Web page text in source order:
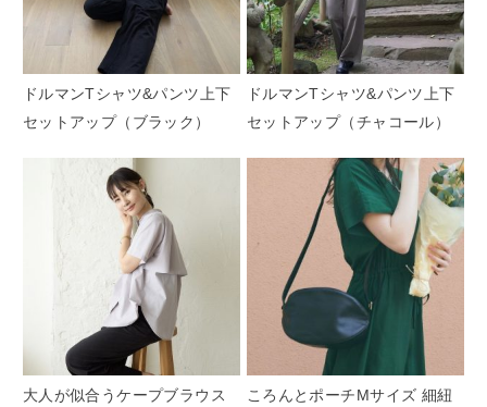
ドルマンTシャツ&パンツ上下
セットアップ（ブラック）
ドルマンTシャツ&パンツ上下
セットアップ（チャコール）
大人が似合うケープブラウス
ころんとポーチMサイズ 細紐